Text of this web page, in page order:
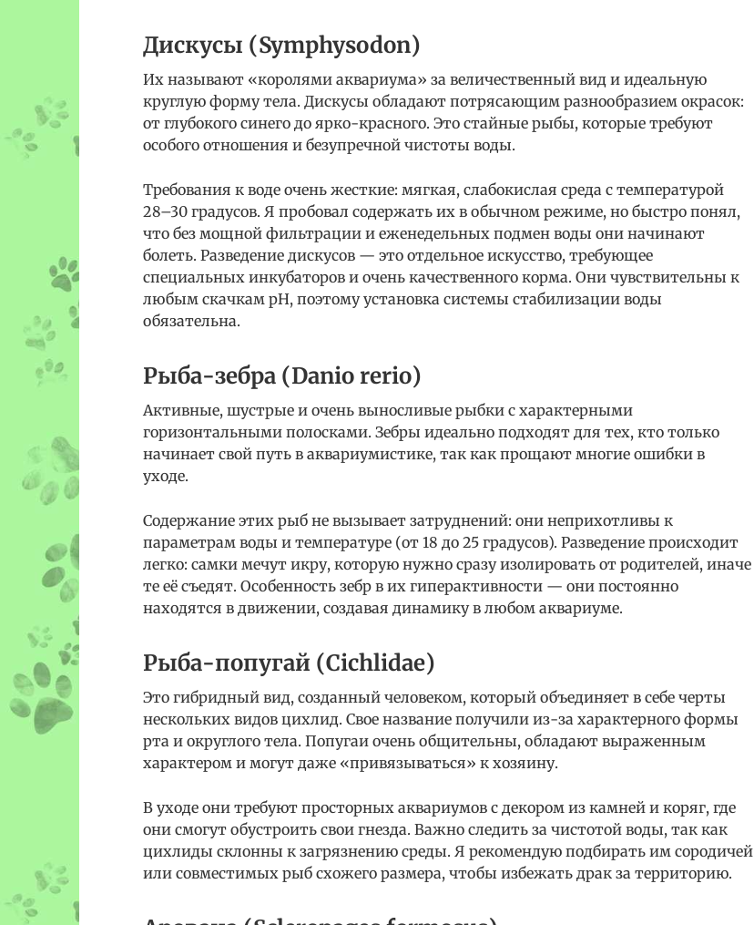
Дискусы (Symphysodon)
Их называют «королями аквариума» за величественный вид и идеальную
круглую форму тела. Дискусы обладают потрясающим разнообразием окрасок:
от глубокого синего до ярко-красного. Это стайные рыбы, которые требуют
особого отношения и безупречной чистоты воды.
Требования к воде очень жесткие: мягкая, слабокислая среда с температурой
28–30 градусов. Я пробовал содержать их в обычном режиме, но быстро понял,
что без мощной фильтрации и еженедельных подмен воды они начинают
болеть. Разведение дискусов — это отдельное искусство, требующее
специальных инкубаторов и очень качественного корма. Они чувствительны к
любым скачкам pH, поэтому установка системы стабилизации воды
обязательна.
Рыба-зебра (Danio rerio)
Активные, шустрые и очень выносливые рыбки с характерными
горизонтальными полосками. Зебры идеально подходят для тех, кто только
начинает свой путь в аквариумистике, так как прощают многие ошибки в
уходе.
Содержание этих рыб не вызывает затруднений: они неприхотливы к
параметрам воды и температуре (от 18 до 25 градусов). Разведение происходит
легко: самки мечут икру, которую нужно сразу изолировать от родителей, иначе
те её съедят. Особенность зебр в их гиперактивности — они постоянно
находятся в движении, создавая динамику в любом аквариуме.
Рыба-попугай (Cichlidae)
Это гибридный вид, созданный человеком, который объединяет в себе черты
нескольких видов цихлид. Свое название получили из-за характерного формы
рта и округлого тела. Попугаи очень общительны, обладают выраженным
характером и могут даже «привязываться» к хозяину.
В уходе они требуют просторных аквариумов с декором из камней и коряг, где
они смогут обустроить свои гнезда. Важно следить за чистотой воды, так как
цихлиды склонны к загрязнению среды. Я рекомендую подбирать им сородичей
или совместимых рыб схожего размера, чтобы избежать драк за территорию.